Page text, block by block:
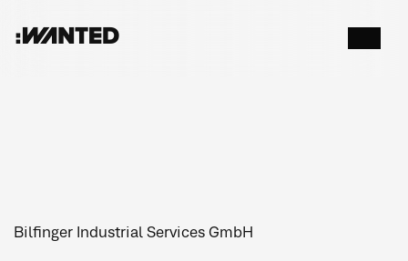
:WANTED
Bilfinger Industrial Services GmbH